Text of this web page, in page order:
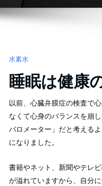
水素水
睡眠は健康
以前、心臓弁膜症の検査で
なくて心身のバランスを崩
バロメーター」だと考える
になりました。
書籍やネット、新聞やテレ
が溢れていますから、自分